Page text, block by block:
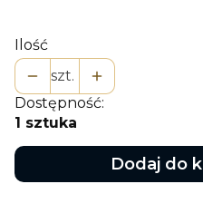
Ilość
szt.
Dostępność:
1 sztuka
Dodaj do